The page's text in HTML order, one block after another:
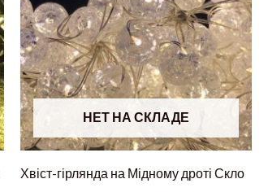
НЕТ НА СКЛАДЕ
Хвіст-гірлянда на Мідному дроті Скло